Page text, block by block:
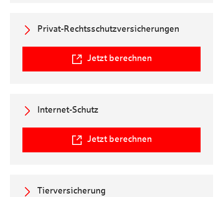
a Privat-Rechtsschutzversicherungen
l Jetzt berechnen
a Internet-Schutz
l Jetzt berechnen
a Tierversicherung